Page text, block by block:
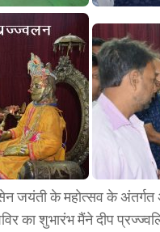
जयंती के महोत्सव के अंतर्गत
का शुभारंभ मैंने दीप